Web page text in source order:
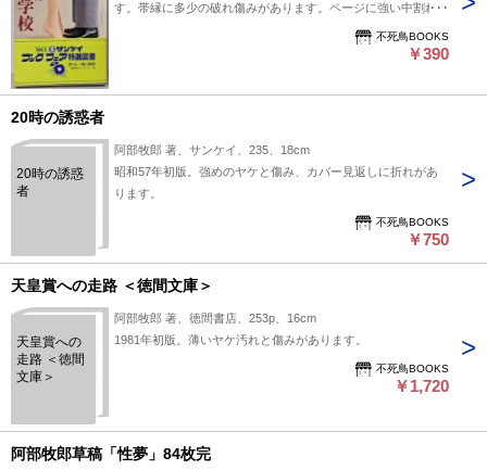
す。帯縁に多少の破れ傷みがあります。ページに強い中割れ、
不死鳥BOOKS
￥390
20時の誘惑者
20時の誘惑
者
阿部牧郎 著、サンケイ、235、18cm
昭和57年初版。強めのヤケと傷み、カバー見返しに折れがあ
ります。
不死鳥BOOKS
￥750
天皇賞への走路 ＜徳間文庫＞
天皇賞への
走路 ＜徳間
文庫＞
阿部牧郎 著、徳間書店、253p、16cm
1981年初版。薄いヤケ汚れと傷みがあります。
不死鳥BOOKS
￥1,720
阿部牧郎草稿「性夢」84枚完